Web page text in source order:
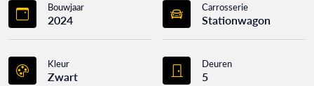
Bouwjaar
2024
Carrosserie
Stationwagon
Kleur
Zwart
Deuren
5